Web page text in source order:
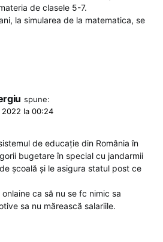
de clasele 5-7.
la simularea de la matematica, se
spune:
la 00:24
de educație din România în
bugetare în special cu jandarmii
școală și le asigura statul post ce
ca să nu se fc nimic sa
sa nu mărească salariile.